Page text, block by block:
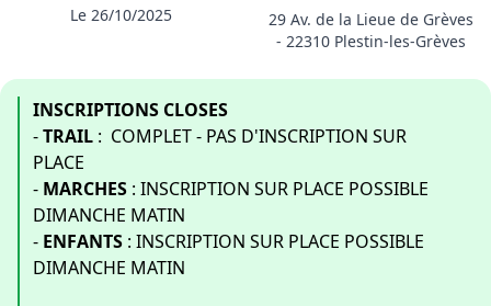
Le 26/10/2025
29 Av. de la Lieue de Grèves
- 22310 Plestin-les-Grèves
INSCRIPTIONS CLOSES
-TRAIL : COMPLET - PAS D'INSCRIPTION SUR
PLACE
- MARCHES : INSCRIPTION SUR PLACE POSSIBLE
DIMANCHE MATIN
- ENFANTS : INSCRIPTION SUR PLACE POSSIBLE
DIMANCHE MATIN